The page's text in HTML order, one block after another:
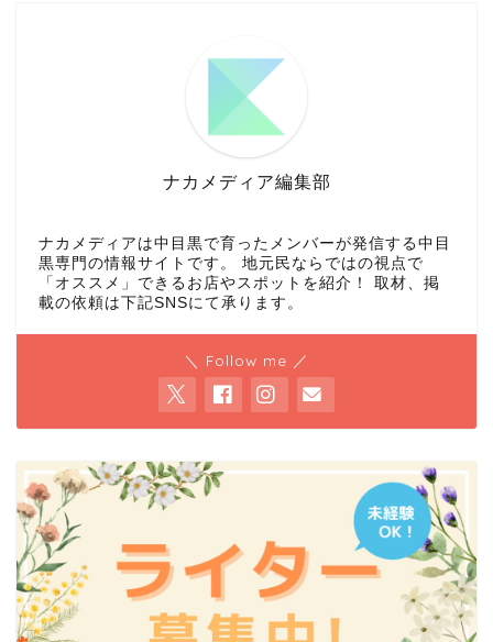
ナカメディア編集部
ナカメディアは中目黒で育ったメンバーが発信する中目
黒専門の情報サイトです。 地元民ならではの視点で
「オススメ」できるお店やスポットを紹介！ 取材、掲
載の依頼は下記SNSにて承ります。
＼ Follow me ／